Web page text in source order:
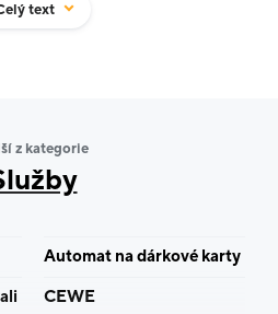
to prožít.
zimní radovánky, jsme tu,
prožít moře zážitků a hory
ubytování a dopravy a
text
z kategorie
Automat na dárkové karty
CEWE